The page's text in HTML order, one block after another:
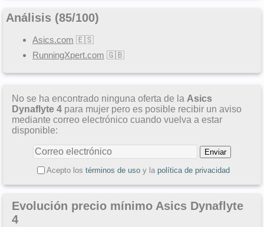
Análisis (85/100)
Asics.com 🇪🇸
RunningXpert.com 🇬🇧
No se ha encontrado ninguna oferta de la Asics
Dynaflyte 4 para mujer pero es posible recibir un aviso
mediante correo electrónico cuando vuelva a estar
disponible:
Acepto los términos de usoy la política de privacidad
Evolución precio mínimo Asics Dynaflyte
4